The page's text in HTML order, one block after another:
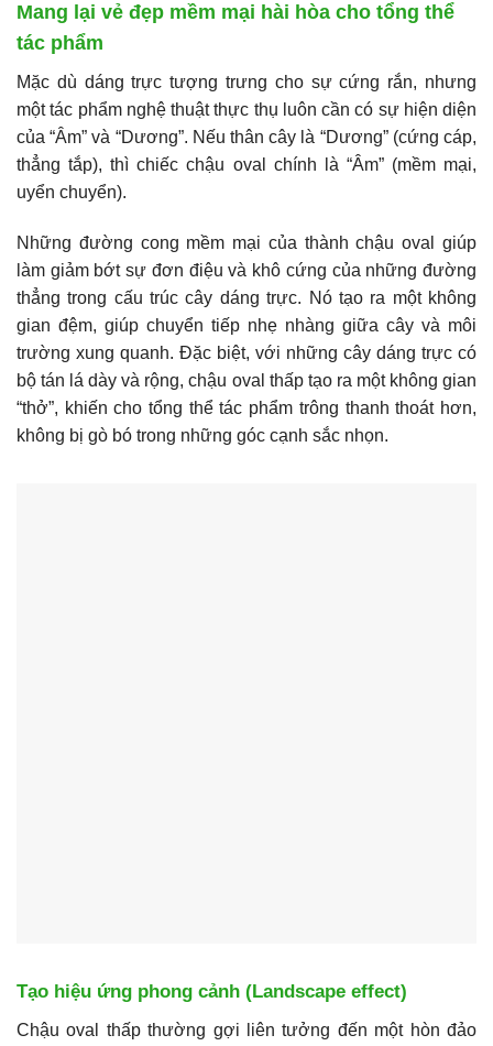
Mang lại vẻ đẹp mềm mại hài hòa cho tổng thể
tác phẩm
Mặc dù dáng trực tượng trưng cho sự cứng rắn, nhưng
một tác phẩm nghệ thuật thực thụ luôn cần có sự hiện diện
của “Âm” và “Dương”. Nếu thân cây là “Dương” (cứng cáp,
thẳng tắp), thì chiếc chậu oval chính là “Âm” (mềm mại,
uyển chuyển).
Những đường cong mềm mại của thành chậu oval giúp
làm giảm bớt sự đơn điệu và khô cứng của những đường
thẳng trong cấu trúc cây dáng trực. Nó tạo ra một không
gian đệm, giúp chuyển tiếp nhẹ nhàng giữa cây và môi
trường xung quanh. Đặc biệt, với những cây dáng trực có
bộ tán lá dày và rộng, chậu oval thấp tạo ra một không gian
“thở”, khiến cho tổng thể tác phẩm trông thanh thoát hơn,
không bị gò bó trong những góc cạnh sắc nhọn.
Tạo hiệu ứng phong cảnh (Landscape effect)
Chậu oval thấp thường gợi liên tưởng đến một hòn đảo